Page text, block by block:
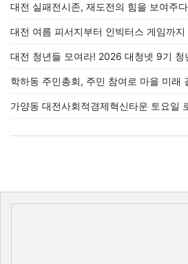
대전 실패전시존, 재도전의 힘을 보여주다
대전 여름 피서지부터 인빅터스 게임까지
대전 청년들 모여라! 2026 대청넷 9기 청
학하동 주민총회, 주민 참여로 마을 미래
가양동 대전사회적경제혁신타운 토요일